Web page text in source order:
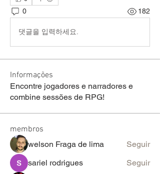
0 182
댓글을 입력하세요.
Informações
Encontre jogadores e narradores e
combine sessões de RPG!
membros
welson Fraga de lima
Seguir
sariel rodrigues
Seguir